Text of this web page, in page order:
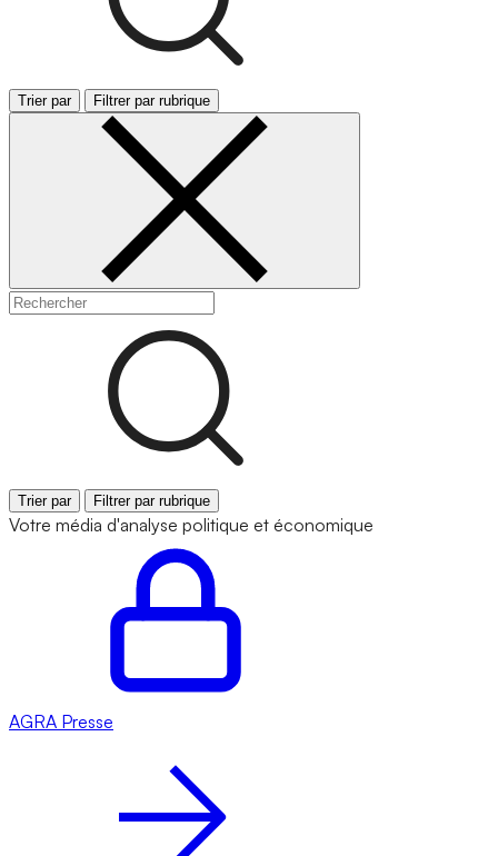
Trier par Filtrer par rubrique
Trier par Filtrer par rubrique
Votre média d'analyse politique et économique
AGRA Presse